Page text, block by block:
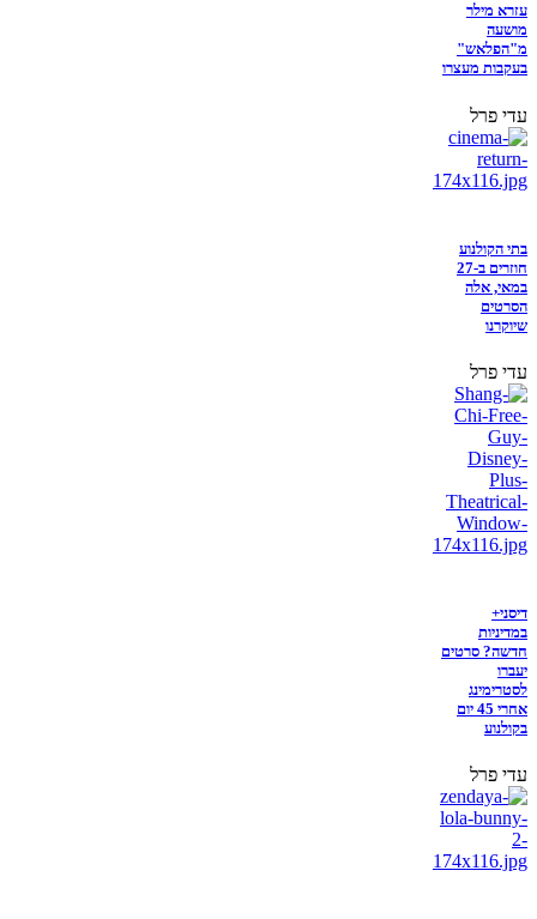
עזרא מילר
מושעה
מ"הפלאש"
בעקבות מעצרו
עדי פרל
בתי הקולנוע
חוזרים ב-27
במאי, אלה
הסרטים
שיוקרנו
עדי פרל
דיסני+
במדיניות
חדשה? סרטים
יעברו
לסטרימינג
אחרי 45 יום
בקולנוע
עדי פרל